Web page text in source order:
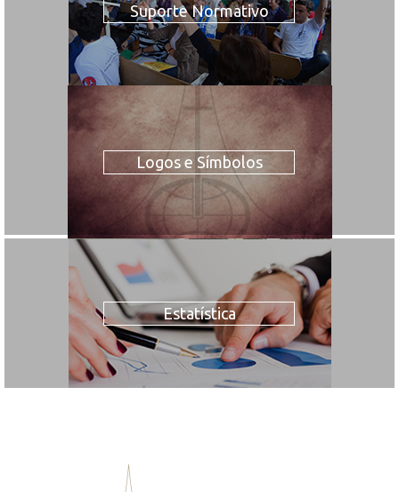
Suporte Normativo
Logos e Símbolos
Estatística